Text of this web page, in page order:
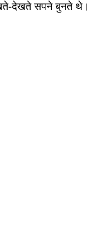
देखते सपने बुनते थे।